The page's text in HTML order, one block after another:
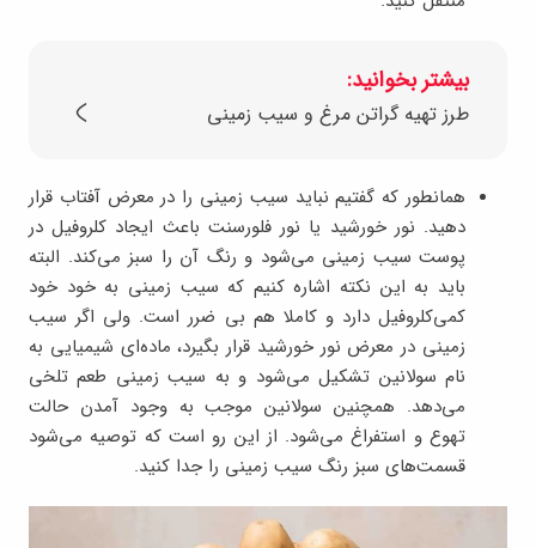
بیشتر بخوانید:
طرز تهیه گراتن مرغ و سیب زمینی
همانطور که گفتیم نباید سیب زمینی را در معرض آفتاب قرار
دهید. نور خورشید یا نور فلورسنت باعث ایجاد کلروفیل در
پوست سیب زمینی می‌شود و رنگ آن را سبز می‌کند. البته
باید به این نکته اشاره کنیم که سیب زمینی به خود خود
کمی‌کلروفیل دارد و کاملا هم بی ضرر است. ولی اگر سیب
زمینی در معرض نور خورشید قرار بگیرد، ماده‌ای شیمیایی به
نام سولانین تشکیل می‌شود و به سیب زمینی طعم تلخی
می‌دهد. همچنین سولانین موجب به وجود آمدن حالت
تهوع و استفراغ می‌شود. از این رو است که توصیه می‌شود
قسمت‌های سبز رنگ سیب زمینی را جدا کنید.